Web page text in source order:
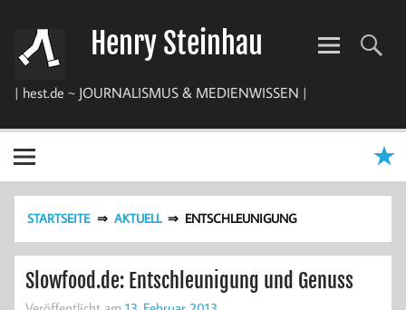
springen
Henry Steinhau
| hest.de ~ JOURNALISMUS & MEDIENWISSEN |
STARTSEITE AKTUELL ENTSCHLEUNIGUNG
Slowfood.de: Entschleunigung und Genuss